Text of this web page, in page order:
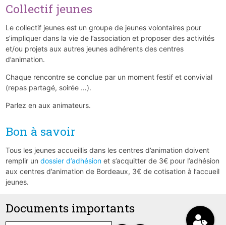
Collectif jeunes
Le collectif jeunes est un groupe de jeunes volontaires pour
s’impliquer dans la vie de l’association et proposer des activités
et/ou projets aux autres jeunes adhérents des centres
d’animation.
Chaque rencontre se conclue par un moment festif et convivial
(repas partagé, soirée …).
Parlez en aux animateurs.
Bon à savoir
Tous les jeunes accueillis dans les centres d’animation doivent
remplir un dossier d’adhésionet s’acquitter de 3€ pour l’adhésion
aux centres d’animation de Bordeaux, 3€ de cotisation à l’accueil
jeunes.
Documents importants